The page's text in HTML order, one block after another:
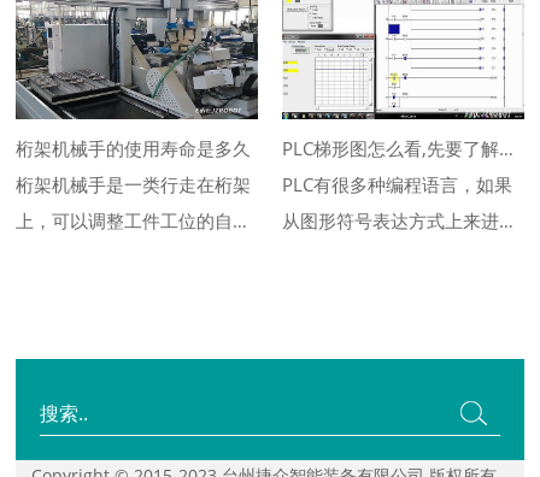
桁架机械手的使用寿命是多久
桁架机械手是一类行走在桁架
上，可以调整工件工位的自动
PLC梯形图怎么看,先要了解它
的特点
PLC有很多种编程语言，如果
从图形符号表达方式上来进行